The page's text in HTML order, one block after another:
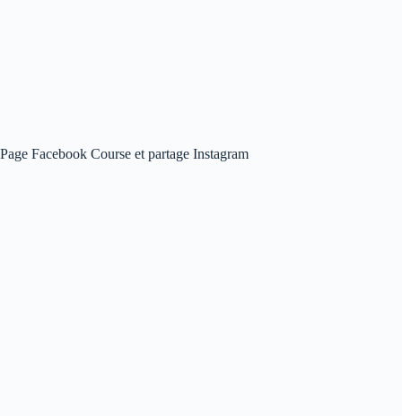
Page Facebook Course et partage Instagram